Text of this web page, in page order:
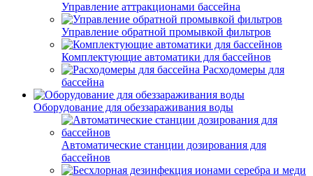
Управление аттракционами бассейна
Управление обратной промывкой фильтров
Комплектующие автоматики для бассейнов
Расходомеры для
бассейна
Оборудование для обеззараживания воды
Автоматические станции дозирования для
бассейнов